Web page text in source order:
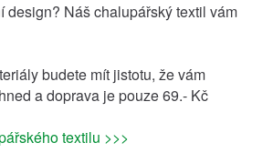
design? Náš chalupářský textil vám
budete mít jistotu, že vám
a doprava je pouze 69.- Kč
textilu >>>